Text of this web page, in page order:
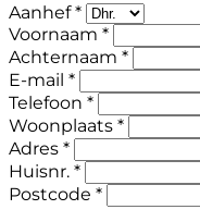
Aanhef *
Voornaam *
Achternaam *
E-mail *
Telefoon *
Woonplaats *
Adres *
Huisnr. *
Postcode *